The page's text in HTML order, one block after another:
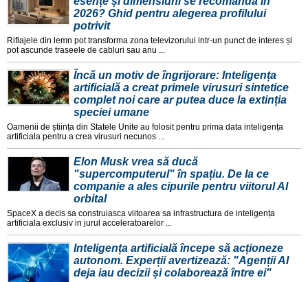
2026? Ghid pentru alegerea profilului
potrivit
Riflajele din lemn pot transforma zona televizorului intr-un punct de interes și
pot ascunde traseele de cabluri sau anu ...
Încă un motiv de îngrijorare: Inteligența
artificială a creat primele virusuri sintetice
complet noi care ar putea duce la extinția
speciei umane
Oamenii de știința din Statele Unite au folosit pentru prima data inteligența
artificiala pentru a crea virusuri necunos ...
Elon Musk vrea să ducă
"supercomputerul" în spațiu. De la ce
companie a ales cipurile pentru viitorul AI
orbital
SpaceX a decis sa construiasca viitoarea sa infrastructura de inteligența
artificiala exclusiv in jurul acceleratoarelor ...
Inteligența artificială începe să acționeze
autonom. Experții avertizează: "Agenții AI
deja iau decizii și colaborează între ei"